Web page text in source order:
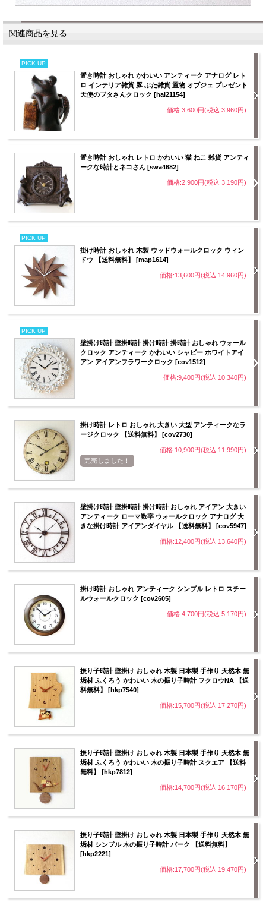
関連商品を見る
PICK UP
置き時計 おしゃれ かわいい アンティーク アナログ レト
ロ インテリア雑貨 豚 ぶた雑貨 置物 オブジェ プレゼント
天使のブタさんクロック [hal21154]
価格:3,600円(税込 3,960円)
置き時計 おしゃれ レトロ かわいい 猫 ねこ 雑貨 アンティ
ークな時計とネコさん [swa4682]
価格:2,900円(税込 3,190円)
PICK UP
掛け時計 おしゃれ 木製 ウッドウォールクロック ウィン
ドウ 【送料無料】 [map1614]
価格:13,600円(税込 14,960円)
PICK UP
壁掛け時計 壁掛時計 掛け時計 掛時計 おしゃれ ウォール
クロック アンティーク かわいい シャビー ホワイトアイ
アン アイアンフラワークロック [cov1512]
価格:9,400円(税込 10,340円)
掛け時計 レトロ おしゃれ 大きい 大型 アンティークなラ
ージクロック 【送料無料】 [cov2730]
価格:10,900円(税込 11,990円)
完売しました！
壁掛け時計 壁掛時計 掛け時計 おしゃれ アイアン 大きい
アンティーク ローマ数字 ウォールクロック アナログ 大
きな掛け時計 アイアンダイヤル 【送料無料】 [cov5947]
価格:12,400円(税込 13,640円)
掛け時計 おしゃれ アンティーク シンプル レトロ スチー
ルウォールクロック [cov2605]
価格:4,700円(税込 5,170円)
振り子時計 壁掛け おしゃれ 木製 日本製 手作り 天然木 無
垢材 ふくろう かわいい 木の振り子時計 フクロウNA 【送
料無料】 [hkp7540]
価格:15,700円(税込 17,270円)
振り子時計 壁掛け おしゃれ 木製 日本製 手作り 天然木 無
垢材 ふくろう かわいい 木の振り子時計 スクエア 【送料
無料】 [hkp7812]
価格:14,700円(税込 16,170円)
振り子時計 壁掛け おしゃれ 木製 日本製 手作り 天然木 無
垢材 シンプル 木の振り子時計 バーク 【送料無料】
[hkp2221]
価格:17,700円(税込 19,470円)